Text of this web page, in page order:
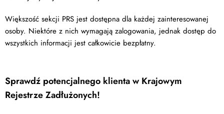
Większość sekcji PRS jest dostępna dla każdej zainteresowanej
osoby. Niektóre z nich wymagają zalogowania, jednak dostęp do
wszystkich informacji jest całkowicie bezpłatny.
Sprawdź potencjalnego klienta w Krajowym
Rejestrze Zadłużonych!